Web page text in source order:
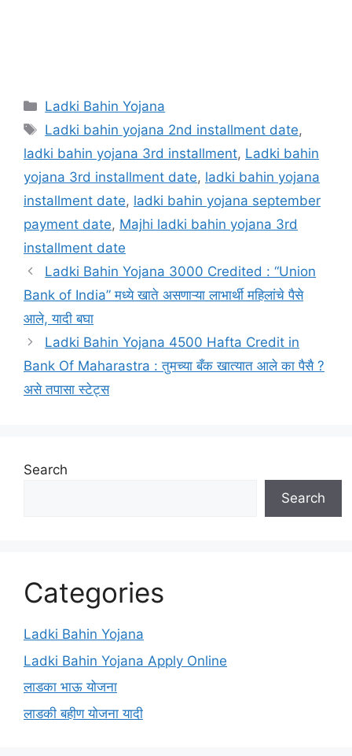
Categories
Ladki Bahin Yojana
Tags
Ladki bahin yojana 2nd installment date,
ladki bahin yojana 3rd installment, Ladki bahin
yojana 3rd installment date, ladki bahin yojana
installment date, ladki bahin yojana september
payment date, Majhi ladki bahin yojana 3rd
installment date
Ladki Bahin Yojana 3000 Credited : “Union
Bank of India” मध्ये खाते असणाऱ्या लाभार्थी महिलांचे पैसे
आले, यादी बघा
Ladki Bahin Yojana 4500 Hafta Credit in
Bank Of Maharastra : तुमच्या बँक खात्यात आले का पैसै ?
असे तपासा स्टेट्स
Search
Search
Categories
Ladki Bahin Yojana
Ladki Bahin Yojana Apply Online
लाडका भाऊ योजना
लाडकी बहीण योजना यादी